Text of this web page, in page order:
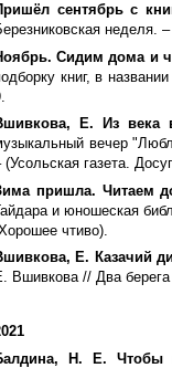
сентябрь с
неделя.
Сидим дома и
книг, в
Е. Из века
вечер
(Усольская газета.
пришла. Читаем
и юношеская
чтиво).
Е. Казачий
Вшивкова // Два
Н. Е. Чтобы